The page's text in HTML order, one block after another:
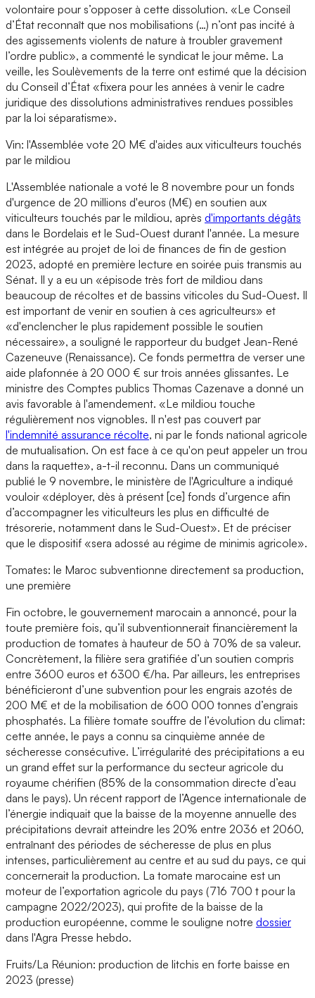
volontaire pour s’opposer à cette dissolution. «Le Conseil
d’État reconnaît que nos mobilisations (…) n’ont pas incité à
des agissements violents de nature à troubler gravement
l’ordre public», a commenté le syndicat le jour même. La
veille, les Soulèvements de la terre ont estimé que la décision
du Conseil d’État «fixera pour les années à venir le cadre
juridique des dissolutions administratives rendues possibles
par la loi séparatisme».
Vin: l'Assemblée vote 20 M€ d'aides aux viticulteurs touchés
par le mildiou
L'Assemblée nationale a voté le 8 novembre pour un fonds
d'urgence de 20 millions d'euros (M€) en soutien aux
viticulteurs touchés par le mildiou, après d'importants dégâts
dans le Bordelais et le Sud-Ouest durant l'année. La mesure
est intégrée au projet de loi de finances de fin de gestion
2023, adopté en première lecture en soirée puis transmis au
Sénat. Il y a eu un «épisode très fort de mildiou dans
beaucoup de récoltes et de bassins viticoles du Sud-Ouest. Il
est important de venir en soutien à ces agriculteurs» et
«d'enclencher le plus rapidement possible le soutien
nécessaire», a souligné le rapporteur du budget Jean-René
Cazeneuve (Renaissance). Ce fonds permettra de verser une
aide plafonnée à 20 000 € sur trois années glissantes. Le
ministre des Comptes publics Thomas Cazenave a donné un
avis favorable à l'amendement. «Le mildiou touche
régulièrement nos vignobles. Il n'est pas couvert par
l'indemnité assurance récolte, ni par le fonds national agricole
de mutualisation. On est face à ce qu'on peut appeler un trou
dans la raquette», a-t-il reconnu. Dans un communiqué
publié le 9 novembre, le ministère de l'Agriculture a indiqué
vouloir «déployer, dès à présent [ce] fonds d’urgence afin
d’accompagner les viticulteurs les plus en difficulté de
trésorerie, notamment dans le Sud-Ouest». Et de préciser
que le dispositif «sera adossé au régime de minimis agricole».
Tomates: le Maroc subventionne directement sa production,
une première
Fin octobre, le gouvernement marocain a annoncé, pour la
toute première fois, qu’il subventionnerait financièrement la
production de tomates à hauteur de 50 à 70% de sa valeur.
Concrètement, la filière sera gratifiée d’un soutien compris
entre 3600 euros et 6300 €/ha. Par ailleurs, les entreprises
bénéficieront d’une subvention pour les engrais azotés de
200 M€ et de la mobilisation de 600 000 tonnes d’engrais
phosphatés. La filière tomate souffre de l’évolution du climat:
cette année, le pays a connu sa cinquième année de
sécheresse consécutive. L’irrégularité des précipitations a eu
un grand effet sur la performance du secteur agricole du
royaume chérifien (85% de la consommation directe d’eau
dans le pays). Un récent rapport de l’Agence internationale de
l’énergie indiquait que la baisse de la moyenne annuelle des
précipitations devrait atteindre les 20% entre 2036 et 2060,
entraînant des périodes de sécheresse de plus en plus
intenses, particulièrement au centre et au sud du pays, ce qui
concernerait la production. La tomate marocaine est un
moteur de l’exportation agricole du pays (716 700 t pour la
campagne 2022/2023), qui profite de la baisse de la
production européenne, comme le souligne notre dossier
dans l'Agra Presse hebdo.
Fruits/La Réunion: production de litchis en forte baisse en
2023 (presse)